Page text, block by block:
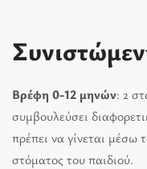
Βρέφη 0-12 μηνών: 2
συμβουλεύσει
πρέπει να γίνεται μέσω
στόματος του παιδιού.